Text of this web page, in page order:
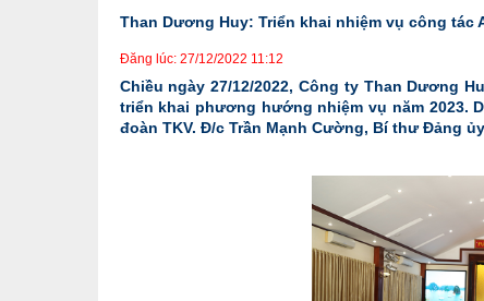
Than Dương Huy: Triển khai nhiệm vụ công tác
Đăng lúc: 27/12/2022 11:12
Chiều ngày 27/12/2022, Công ty Than Dương
triển khai phương hướng nhiệm vụ năm 2023.
đoàn TKV. Đ/c Trần Mạnh Cường, Bí thư Đảng